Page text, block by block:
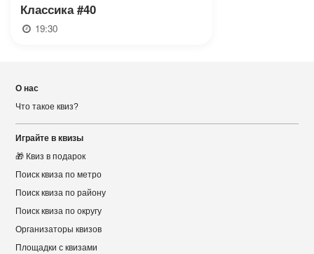
Классика #40
19:30
О нас
Что такое квиз?
Играйте в квизы
🎁 Квиз в подарок
Поиск квиза по метро
Поиск квиза по району
Поиск квиза по округу
Организаторы квизов
Площадки с квизами